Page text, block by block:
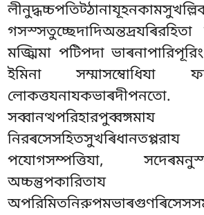
গসস্সতুচ্ছেদাদিঅন্তদ্ৰযৰিরহিতা
মজ্ঝিমা পটিপদা ভাৰনাপারিপূরিং
ইমিনা সম্মাসম্বোধিযা
সব্বানত্থপরিহারপুব্বঙ্গমায
পযোগসম্পত্তিযা,
অচ্চন্তুপকারিতায